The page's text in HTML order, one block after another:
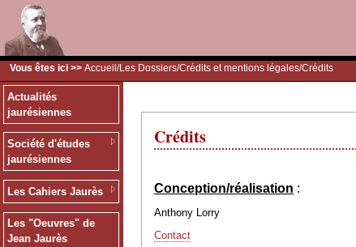
Vous êtes ici >> Accueil /Les Dossiers/Crédits et mentions légales/Crédits
Actualités
jaurésiennes
Société d'études
jaurésiennes
Les Cahiers Jaurès
Les "Oeuvres" de
Jean Jaurès
Crédits
Conception/réalisation :
Anthony Lorry
Contact